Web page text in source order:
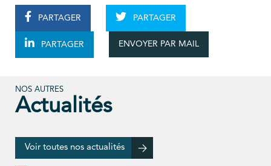
PARTAGER PARTAGER
PARTAGER ENVOYER PAR MAIL
NOS AUTRES
Actualités
Voir toutes nos actualités